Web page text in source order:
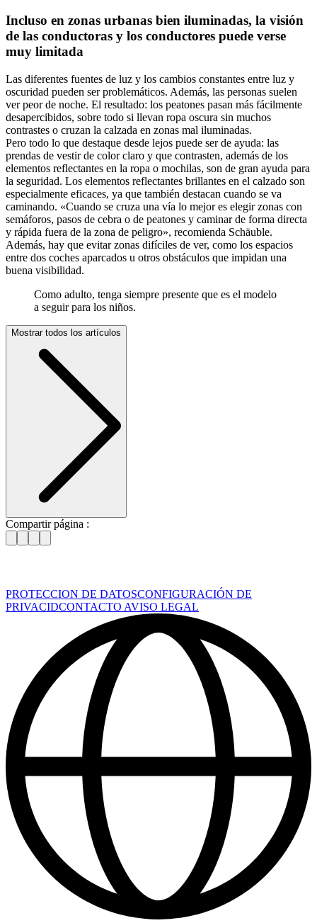
Incluso en zonas urbanas bien iluminadas, la visión
de las conductoras y los conductores puede verse
muy limitada
Las diferentes fuentes de luz y los cambios constantes entre luz y
oscuridad pueden ser problemáticos. Además, las personas suelen
ver peor de noche. El resultado: los peatones pasan más fácilmente
desapercibidos, sobre todo si llevan ropa oscura sin muchos
contrastes o cruzan la calzada en zonas mal iluminadas.
Pero todo lo que destaque desde lejos puede ser de ayuda: las
prendas de vestir de color claro y que contrasten, además de los
elementos reflectantes en la ropa o mochilas, son de gran ayuda para
la seguridad. Los elementos reflectantes brillantes en el calzado son
especialmente eficaces, ya que también destacan cuando se va
caminando. «Cuando se cruza una vía lo mejor es elegir zonas con
semáforos, pasos de cebra o de peatones y caminar de forma directa
y rápida fuera de la zona de peligro», recomienda Schäuble.
Además, hay que evitar zonas difíciles de ver, como los espacios
entre dos coches aparcados u otros obstáculos que impidan una
buena visibilidad.
Como adulto, tenga siempre presente que es el modelo
a seguir para los niños.
Mostrar todos los artículos
Compartir página :
PROTECCION DE DATOSCONFIGURACIÓN DE
PRIVACIDCONTACTO AVISO LEGAL